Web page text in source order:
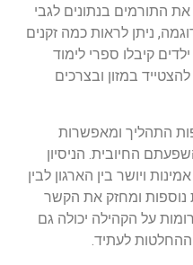
התורמים בנתונים לגבי
ניתן לראות כמה זקנים
קיבלו ספרי לימוד
במזון ובצרכים
התהליך ומאפשרות
החיובית. הניסיון
ויושר בין הארגון לבין
נוספות ומחזק את הקשר
על הקהילה יכולה גם
לעתיד.